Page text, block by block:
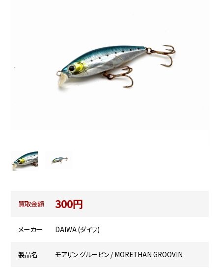
買取金額 300円
メーカー DAIWA (ダイワ)
製品名 モアザン グルービン / MORETHAN GROOVIN